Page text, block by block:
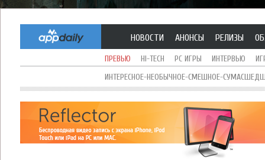
НОВОСТИ АНОНСЫ РЕЛИЗЫ
ПРЕВЬЮ HI-TECH PC ИГРЫ ИНТЕРВЬЮ
ИНТЕРЕСНОЕ-НЕОБЫЧНОЕ-СМЕШНОЕ-